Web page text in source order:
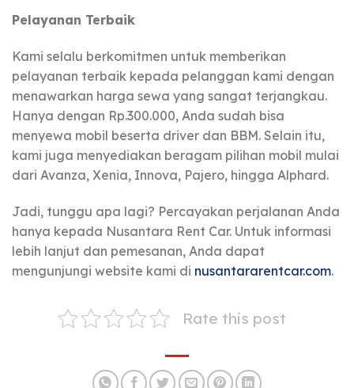
Pelayanan Terbaik
Kami selalu berkomitmen untuk memberikan
pelayanan terbaik kepada pelanggan kami dengan
menawarkan harga sewa yang sangat terjangkau.
Hanya dengan Rp.300.000, Anda sudah bisa
menyewa mobil beserta driver dan BBM. Selain itu,
kami juga menyediakan beragam pilihan mobil mulai
dari Avanza, Xenia, Innova, Pajero, hingga Alphard.
Jadi, tunggu apa lagi? Percayakan perjalanan Anda
hanya kepada Nusantara Rent Car. Untuk informasi
lebih lanjut dan pemesanan, Anda dapat
mengunjungi website kami di nusantararentcar.com.
Rate this post